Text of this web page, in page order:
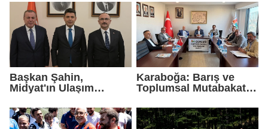
Başkan Şahin,
Midyat'ın Ulaşım
Taşıdı
Karaboğa: Barış ve
Toplumsal Mutabakat
Güçlendirecek